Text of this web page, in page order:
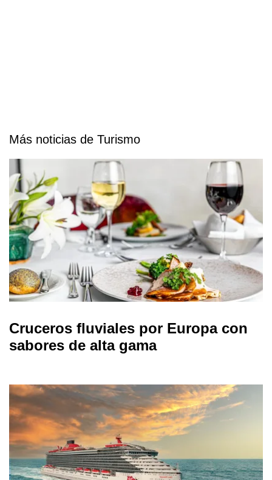
Más noticias de Turismo
Cruceros fluviales por Europa con
sabores de alta gama